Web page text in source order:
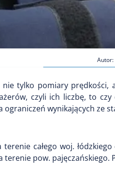
Autor:
tylko pomiary prędkości,
czyli ich liczbę, to
ograniczeń wynikających ze
terenie całego woj.
terenie pow.